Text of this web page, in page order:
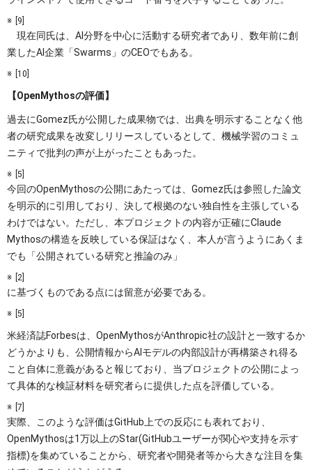
[9]
現在同氏は、AI分野を中心に活動する研究者であり、数年前に創
業したAI企業「Swarms」のCEOでもある。
[10]
【OpenMythosの評価】
過去にGomez氏が公開した成果物では、出典を明示することなく他
者の研究成果を改変しリリースしているとして、機械学習のコミュ
ニティで批判の声が上がったこともあった。
[5]
今回のOpenMythosの公開にあたっては、Gomez氏は参照した論文
を明示的に引用しており、決して根拠のない独自性を主張している
わけではない。ただし、本プロジェクトの内容が正確にClaude
Mythosの構造を反映している保証はなく、本人が言うようにあくま
でも「公開されている研究と推論のみ」
[2]
に基づくものである点には留意が必要である。
[5]
米経済誌Forbesは、OpenMythosがAnthropic社の設計と一致するか
どうかよりも、公開情報からAIモデルの内部設計が再構築され得る
こと自体に意義があると報じており、当プロジェクトの公開によっ
て具体的な検証材料を研究者らに提供した点を評価している。
[7]
実際、このような評価はGitHub上での反応にも表れており、
OpenMythosは1万以上のStar(GitHubユーザーが関心や支持を示す
指標)を集めていることから、研究者や開発者等から大きな注目を集